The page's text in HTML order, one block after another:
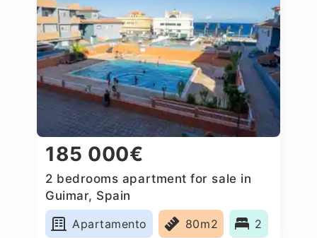
185 000€
2 bedrooms apartment for sale in
Guimar, Spain
Apartamento
80m2 2